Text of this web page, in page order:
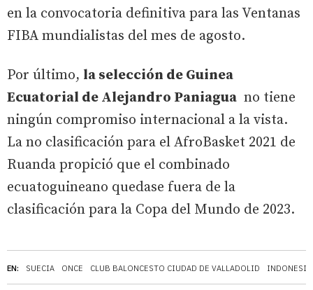
EN: SUECIA ONCE CLUB BALONCESTO CIUDAD DE VALLADOLID INDONESIA
en la convocatoria definitiva para las Ventanas
FIBA mundialistas del mes de agosto.
Por último, la selección de Guinea
Ecuatorial de Alejandro Paniagua no tiene
ningún compromiso internacional a la vista.
La no clasificación para el AfroBasket 2021 de
Ruanda propició que el combinado
ecuatoguineano quedase fuera de la
clasificación para la Copa del Mundo de 2023.